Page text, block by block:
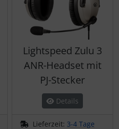
Lightspeed Zulu 3
ANR-Headset mit
PJ-Stecker
Details
Lieferzeit: 3-4 Tage